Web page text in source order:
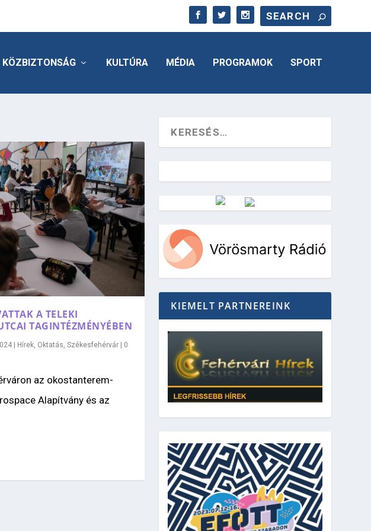
KÖZBIZTONSÁG KULTÚRA MÉDIA PROGRAMOK SPORT
A TELEKI
TAGINTÉZMÉNYÉBEN
| Hírek, Oktatás, Székesfehérvár| 0
az okostanterem-
Alapítvány és az
Vörösmarty Rádió
KIEMELT PARTNEREINK